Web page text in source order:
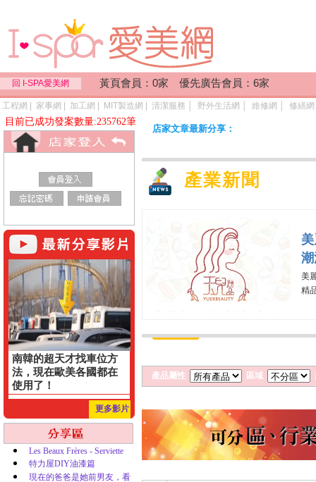
回 I-SPA愛美網 黃頁會員：0家 優先廣告會員：6家
工程網 家事網 加工網 MIT製造網 清潔服務 野外生活網 維修網 修繕網
目前已成功發案數量:235762筆
南韓的超天才找車位方
法，現在歐美各國都在
使用了！
更多影片
Les Beaux Frères - Serviette
特力屋DIY油漆篇
現在的爸爸是她前男友，看
店家文章最新分享：
產業新聞
美
精
產品屬性 區域